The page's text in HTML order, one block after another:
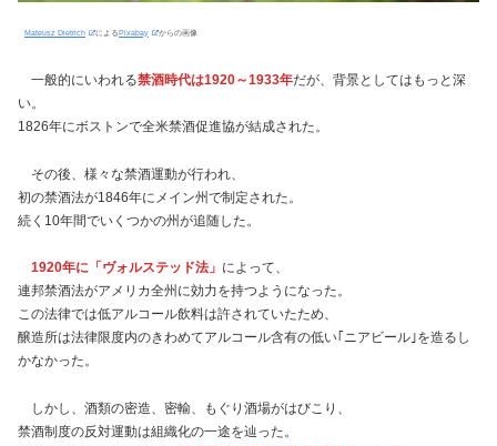
Mateusz Dietrich によるPixabay からの画像
一般的にいわれる禁酒時代は1920～1933年だが、背景としてはもっと深
い。
1826年にボストンで全米禁酒促進協が結成された。
その後、様々な禁酒運動が行われ、
初の禁酒法が1846年にメイン州で制定された。
続く10年間でいくつかの州が追随した。
1920年に「ヴォルステッド法」 によって、
連邦禁酒法がアメリカ全州に効力を持つようになった。
この法律では低アルコール飲料は許されていたため、
醸造所は法律限度内のきわめてアルコール含有の低い｢ニアビール｣を造るし
かなかった。
しかし、酒類の密造、密輸、もぐり酒場がはびこり、
禁酒制度の反対運動は組織化の一途を辿った。